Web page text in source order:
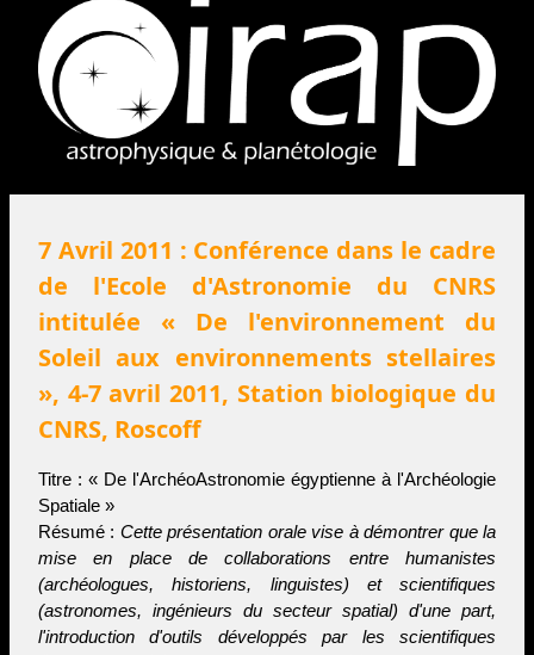
7 Avril 2011 : Conférence dans le cadre
de l'Ecole d'Astronomie du CNRS
intitulée « De l'environnement du
Soleil aux environnements stellaires
», 4-7 avril 2011, Station biologique du
CNRS, Roscoff
Titre : « De l'ArchéoAstronomie égyptienne à l'Archéologie
Spatiale »
Résumé : Cette présentation orale vise à démontrer que la
mise en place de collaborations entre humanistes
(archéologues, historiens, linguistes) et scientifiques
(astronomes, ingénieurs du secteur spatial) d'une part,
l'introduction d'outils développés par les scientifiques